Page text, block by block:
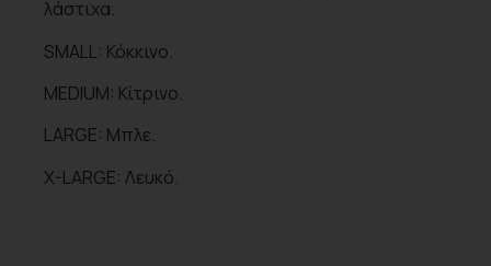
λάστιχα.
SMALL: Κόκκινο.
MEDIUM: Κίτρινο.
LARGE: Μπλε.
X-LARGE: Λευκό.